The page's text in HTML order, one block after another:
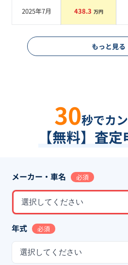
2025年7月 438.3 万円
もっと見る
30秒でカ
【無料】査
メーカー・車名 必須
選択してください
年式 必須
選択してください